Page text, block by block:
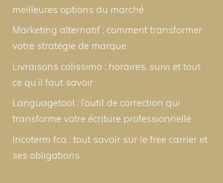
meilleures options du marché
Marketing alternatif : comment transformer
votre stratégie de marque
Livraisons colissimo : horaires, suivi et tout
ce qu’il faut savoir
Languagetool : l’outil de correction qui
transforme votre écriture professionnelle
Incoterm fca : tout savoir sur le free carrier et
ses obligations